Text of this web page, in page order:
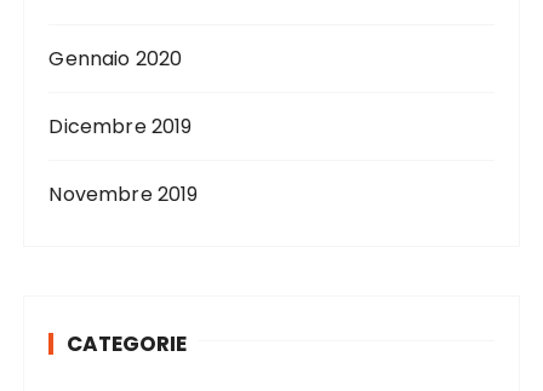
Gennaio 2020
Dicembre 2019
Novembre 2019
CATEGORIE